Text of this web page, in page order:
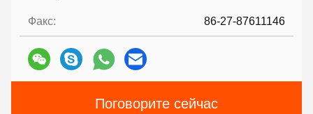
Факс: 86-27-87611146
Поговорите сейчас